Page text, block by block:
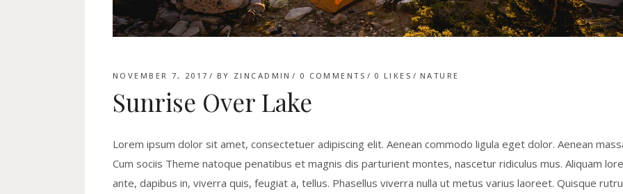
NOVEMBER 7, 2017 BY ZINCADMIN 0 COMMENTS 0 LIKES NATURE
Sunrise Over Lake
Lorem ipsum dolor sit amet, consectetuer adipiscing elit. Aenean commodo ligula eget dolor. Aenean
Cum sociis Theme natoque penatibus et magnis dis parturient montes, nascetur ridiculus mus. Aliquam
ante, dapibus in, viverra quis, feugiat a, tellus. Phasellus viverra nulla ut metus varius laoreet. Quisque